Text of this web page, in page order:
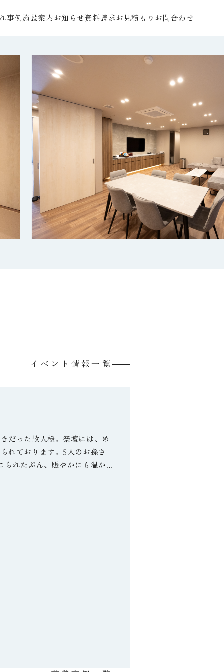
事例施設案内 お知らせ資料請求お見積もり お問合わせ
イベント情報一覧
だった故人様。祭壇には、め
れております。5人のお孫さ
られたぶん、賑やかにも温かく